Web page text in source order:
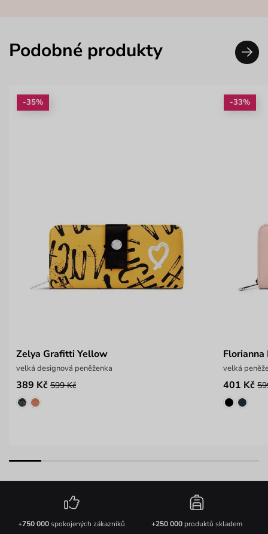
Podobné produkty
-35%
Zelya Grafitti Yellow
velká designová peněženka
389 Kč 599 Kč
-33%
velká
401 Kč
+750 000spokojených zákazníků +250 000produktů skladem